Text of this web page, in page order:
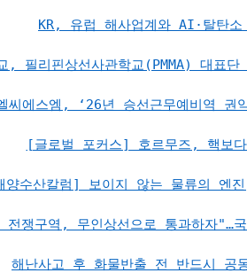
KR, 유럽 해사업계와 AI·탈탄
, 필리핀상선사관학교(PMMA) 대표
씨에스엠, ‘26년 승선근무예비역 권
[글로벌 포커스] 호르무즈, 핵보
양수산칼럼] 보이지 않는 물류의 엔
전쟁구역, 무인상선으로 통과하자"…
해난사고 후 화물반출 전 반드시 공